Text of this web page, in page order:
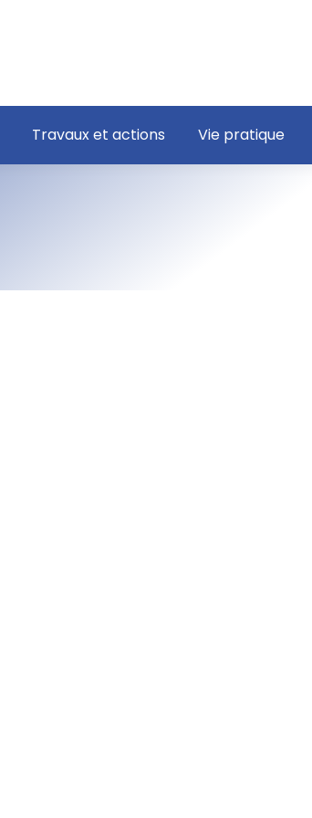
Travaux et actions Vie pratique